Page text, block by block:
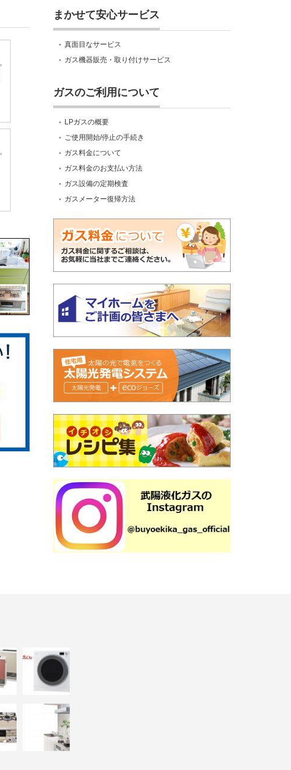
まかせて安心サービス
真面目なサービス
ガス機器販売・取り付けサービス
ガスのご利用について
LPガスの概要
ご使用開始/停止の手続き
ガス料金について
ガス料金のお支払い方法
ガス設備の定期検査
ガスメーター復帰方法